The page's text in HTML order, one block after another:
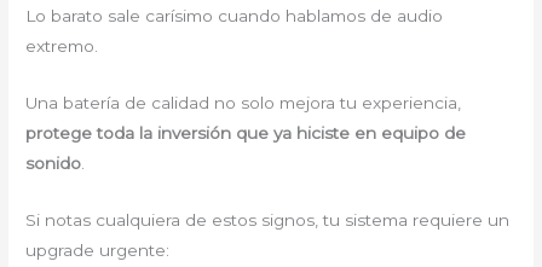
Lo barato sale carísimo cuando hablamos de audio
extremo.
Una batería de calidad no solo mejora tu experiencia,
protege toda la inversión que ya hiciste en equipo de
sonido
Si notas cualquiera de estos signos, tu sistema requiere un
upgrade urgente: